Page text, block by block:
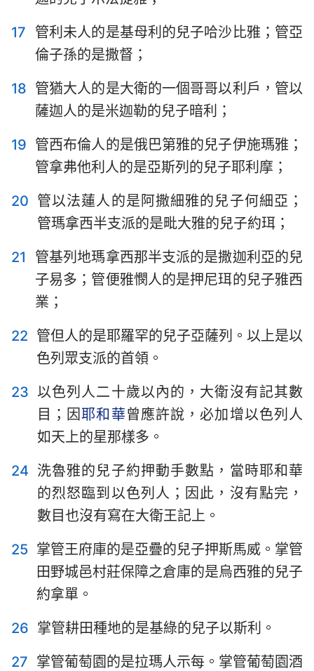
1 2 3 4 5 6
7
8
9 10 11 12 13
14
15
22
23 24 25 26 27
28
29
17
管利未人的是基母利的兒子哈沙比雅；管亞
倫子孫的是撒督；
18 管猶大人的是大衛的一個哥哥以利戶，管以
薩迦人的是米迦勒的兒子暗利；
19 管西布倫人的是俄巴第雅的兒子伊施瑪雅；
管拿弗他利人的是亞斯列的兒子耶利摩；
20 管以法蓮人的是阿撒細雅的兒子何細亞；
管瑪拿西半支派的是毗大雅的兒子約珥；
21
管基列地瑪拿西那半支派的是撒迦利亞的兒
子易多；管便雅憫人的是押尼珥的兒子雅西
業；
22 管但人的是耶羅罕的兒子亞薩列。以上是以
色列眾支派的首領。
23 以色列人二十歲以內的，大衛沒有記其數
目；因耶和華曾應許說，必加增以色列人
如天上的星那樣多。
24 洗魯雅的兒子約押動手數點，當時耶和華
的烈怒臨到以色列人；因此，沒有點完，
數目也沒有寫在大衛王記上。
25 掌管王府庫的是亞疊的兒子押斯馬威。掌管
田野城邑村莊保障之倉庫的是烏西雅的兒子
約拿單。
26 掌管耕田種地的是基綠的兒子以斯利。
27 掌管葡萄園的是拉瑪人示每。掌管葡萄園酒